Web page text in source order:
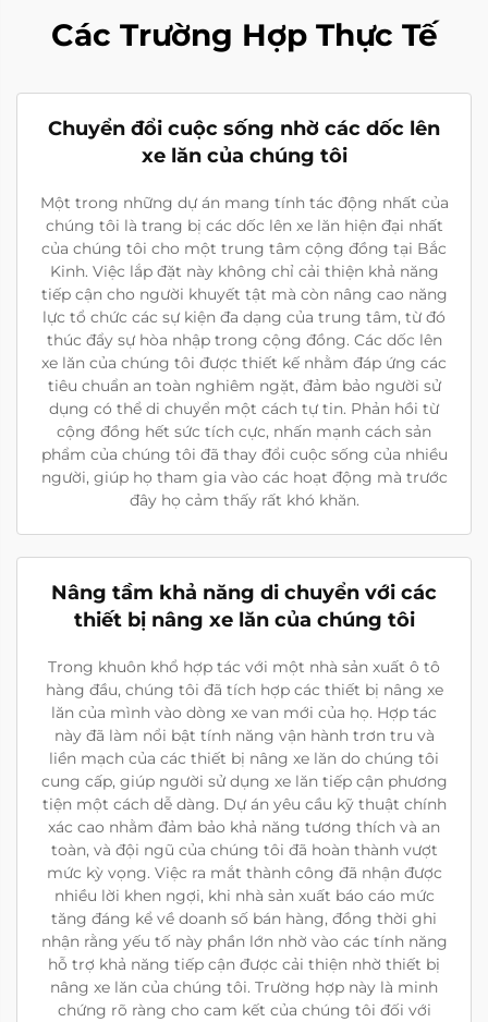
Các Trường Hợp Thực Tế
Chuyển đổi cuộc sống nhờ các dốc lên
xe lăn của chúng tôi
Một trong những dự án mang tính tác động nhất của
chúng tôi là trang bị các dốc lên xe lăn hiện đại nhất
của chúng tôi cho một trung tâm cộng đồng tại Bắc
Kinh. Việc lắp đặt này không chỉ cải thiện khả năng
tiếp cận cho người khuyết tật mà còn nâng cao năng
lực tổ chức các sự kiện đa dạng của trung tâm, từ đó
thúc đẩy sự hòa nhập trong cộng đồng. Các dốc lên
xe lăn của chúng tôi được thiết kế nhằm đáp ứng các
tiêu chuẩn an toàn nghiêm ngặt, đảm bảo người sử
dụng có thể di chuyển một cách tự tin. Phản hồi từ
cộng đồng hết sức tích cực, nhấn mạnh cách sản
phẩm của chúng tôi đã thay đổi cuộc sống của nhiều
người, giúp họ tham gia vào các hoạt động mà trước
đây họ cảm thấy rất khó khăn.
Nâng tầm khả năng di chuyển với các
thiết bị nâng xe lăn của chúng tôi
Trong khuôn khổ hợp tác với một nhà sản xuất ô tô
hàng đầu, chúng tôi đã tích hợp các thiết bị nâng xe
lăn của mình vào dòng xe van mới của họ. Hợp tác
này đã làm nổi bật tính năng vận hành trơn tru và
liền mạch của các thiết bị nâng xe lăn do chúng tôi
cung cấp, giúp người sử dụng xe lăn tiếp cận phương
tiện một cách dễ dàng. Dự án yêu cầu kỹ thuật chính
xác cao nhằm đảm bảo khả năng tương thích và an
toàn, và đội ngũ của chúng tôi đã hoàn thành vượt
mức kỳ vọng. Việc ra mắt thành công đã nhận được
nhiều lời khen ngợi, khi nhà sản xuất báo cáo mức
tăng đáng kể về doanh số bán hàng, đồng thời ghi
nhận rằng yếu tố này phần lớn nhờ vào các tính năng
hỗ trợ khả năng tiếp cận được cải thiện nhờ thiết bị
nâng xe lăn của chúng tôi. Trường hợp này là minh
chứng rõ ràng cho cam kết của chúng tôi đối với